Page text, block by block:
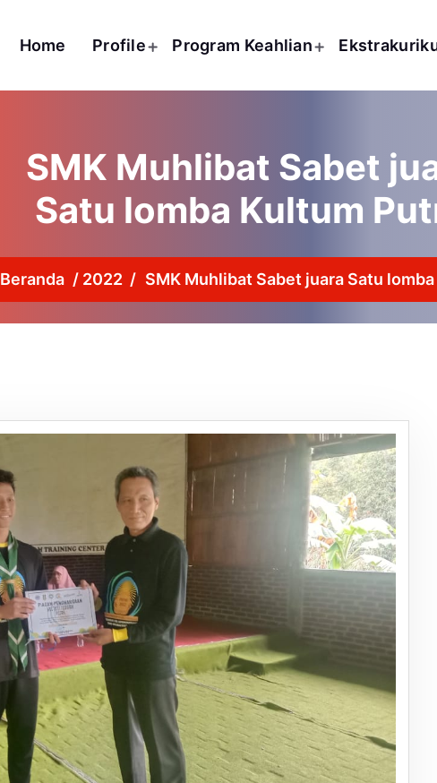
Home Profile Program Keahlian
SMK Muhlibat Sabet
Satu lomba Kultum
Beranda / 2022 / SMK Muhlibat Sabet juara Satu